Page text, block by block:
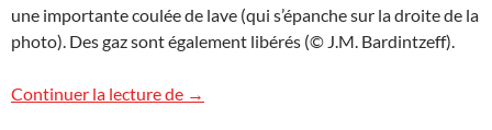
une importante coulée de lave (qui s’épanche sur la droite de la
photo). Des gaz sont également libérés (© J.M. Bardintzeff).
Continuer la lecture de Images d’Hawaii (14)
→